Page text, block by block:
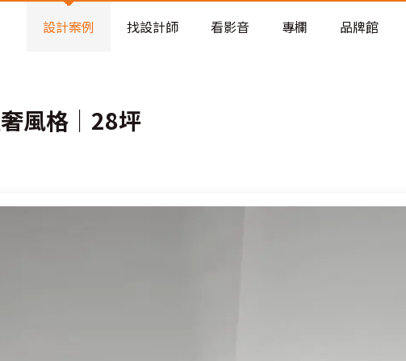
老屋預算分配與高 CP 值煥新術
設計案例 找設計師 看影音 專欄 品牌館
奢風格│28坪